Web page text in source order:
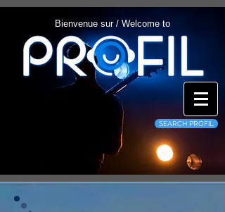
Bienvenue sur / Welcome to
SEARCH PROFIL